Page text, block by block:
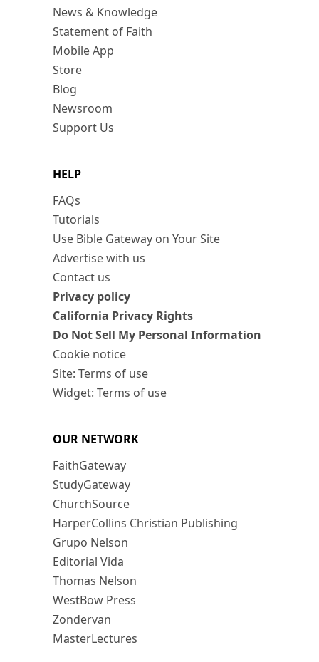
News & Knowledge
Statement of Faith
Mobile App
Store
Blog
Newsroom
Support Us
HELP
FAQs
Tutorials
Use Bible Gateway on Your Site
Advertise with us
Contact us
Privacy policy
California Privacy Rights
Do Not Sell My Personal Information
Cookie notice
Site: Terms of use
Widget: Terms of use
OUR NETWORK
FaithGateway
StudyGateway
ChurchSource
HarperCollins Christian Publishing
Grupo Nelson
Editorial Vida
Thomas Nelson
WestBow Press
Zondervan
MasterLectures